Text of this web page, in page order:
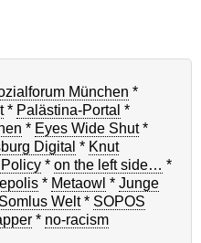
München *
* Palästina-Portal *
* Eyes Wide Shut*
Digital * Knut
* on the left side… *
* Metaowl * Junge
Somlus Welt* SOPOS
* no-racism